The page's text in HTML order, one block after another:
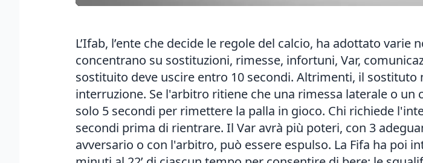
L’Ifab, l’ente che decide le regole del calcio, ha adottato
concentrano su sostituzioni, rimesse, infortuni, Var,
sostituito deve uscire entro 10 secondi. Altrimenti, il
interruzione. Se l'arbitro ritiene che una rimessa laterale o
solo 5 secondi per rimettere la palla in gioco. Chi richiede
secondi prima di rientrare. Il Var avrà più poteri, con 3
avversario o con l'arbitro, può essere espulso. La Fifa ha poi